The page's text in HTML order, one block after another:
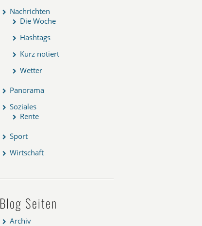
Nachrichten
Die Woche
Hashtags
Kurz notiert
Wetter
Panorama
Soziales
Rente
Sport
Wirtschaft
Blog Seiten
Archiv